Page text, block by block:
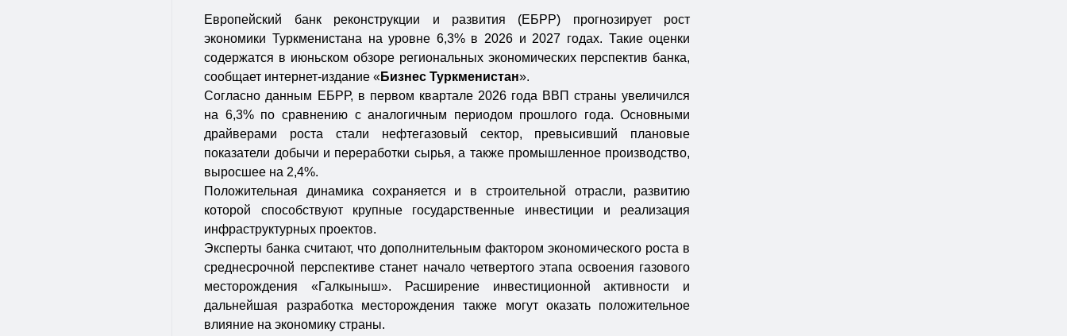
Европейский банк реконструкции и развития (ЕБРР) прогнозирует рост
экономики Туркменистана на уровне 6,3% в 2026 и 2027 годах. Такие оценки
содержатся в июньском обзоре региональных экономических перспектив банка,
сообщает интернет-издание «Бизнес Туркменистан».
Согласно данным ЕБРР, в первом квартале 2026 года ВВП страны увеличился
на 6,3% по сравнению с аналогичным периодом прошлого года. Основными
драйверами роста стали нефтегазовый сектор, превысивший плановые
показатели добычи и переработки сырья, а также промышленное производство,
выросшее на 2,4%.
Положительная динамика сохраняется и в строительной отрасли, развитию
которой способствуют крупные государственные инвестиции и реализация
инфраструктурных проектов.
Эксперты банка считают, что дополнительным фактором экономического роста в
среднесрочной перспективе станет начало четвертого этапа освоения газового
месторождения «Галкыныш». Расширение инвестиционной активности и
дальнейшая разработка месторождения также могут оказать положительное
влияние на экономику страны.